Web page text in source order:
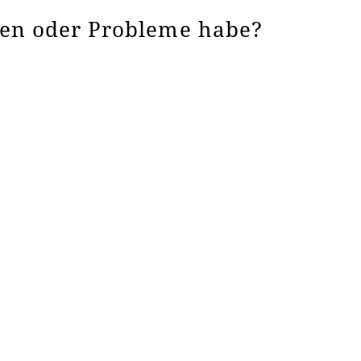
2
Sie können sich nicht selbst aus dem
nicht an öffentlich zugänglichen Rechnern
oder Probleme habe?